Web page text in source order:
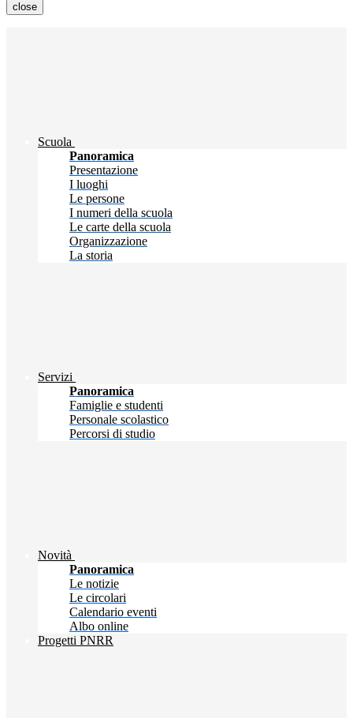
close
Scuola
Panoramica
Presentazione
I luoghi
Le persone
I numeri della scuola
Le carte della scuola
Organizzazione
La storia
Servizi
Panoramica
Famiglie e studenti
Personale scolastico
Percorsi di studio
Novità
Panoramica
Le notizie
Le circolari
Calendario eventi
Albo online
Progetti PNRR